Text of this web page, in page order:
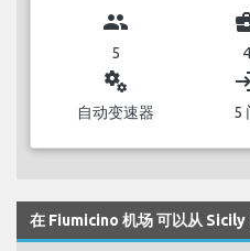
group
5 4
miscellaneous_services
自动变速器 5
在 Fiumicino 机场 可以从 Sicily